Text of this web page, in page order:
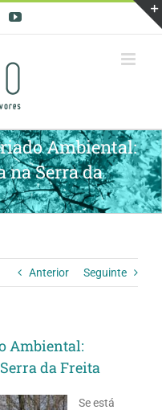
YouTube
Ambiental:
na Serra da
Anterior Seguinte
Ambiental:
da Freita
Se está